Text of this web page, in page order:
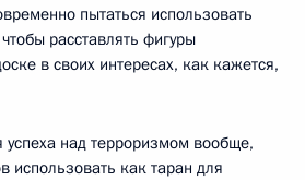
пытаться использовать
расставлять фигуры
в своих интересах, как кажется,
над терроризмом вообще,
использовать как таран для